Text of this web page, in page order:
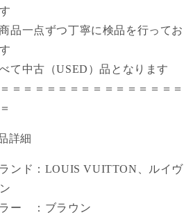
品一点ずつ丁寧に検品を行ってお
て中古（USED）品となります
＝＝＝＝＝＝＝＝＝＝＝＝＝＝＝
詳細
ンド：LOUIS VUITTON、ルイヴ
ー ：ブラウン